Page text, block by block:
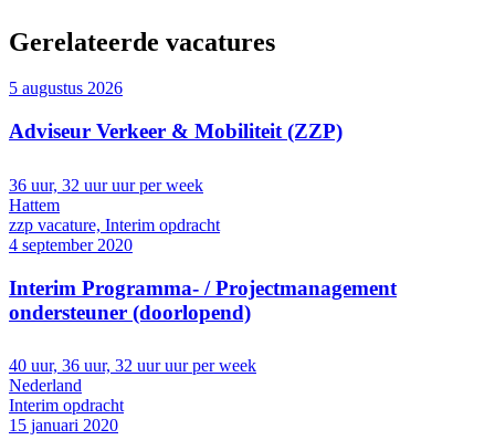
Gerelateerde vacatures
5 augustus 2026
Adviseur Verkeer & Mobiliteit (ZZP)
36 uur, 32 uur uur per week
Hattem
zzp vacature, Interim opdracht
4 september 2020
Interim Programma- / Projectmanagement
ondersteuner (doorlopend)
40 uur, 36 uur, 32 uur uur per week
Nederland
Interim opdracht
15 januari 2020